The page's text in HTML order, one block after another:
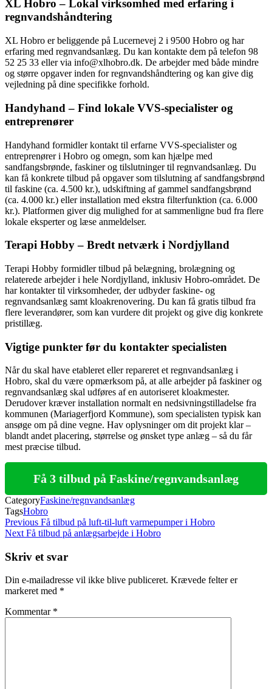
XL Hobro – Lokal virksomhed med erfaring i
regnvandshåndtering
XL Hobro er beliggende på Lucernevej 2 i 9500 Hobro og har
erfaring med regnvandsanlæg. Du kan kontakte dem på telefon 98
52 25 33 eller via info@xlhobro.dk. De arbejder med både mindre
og større opgaver inden for regnvandshåndtering og kan give dig
vejledning på dine specifikke forhold.
Handyhand – Find lokale VVS-specialister og
entreprenører
Handyhand formidler kontakt til erfarne VVS-specialister og
entreprenører i Hobro og omegn, som kan hjælpe med
sandfangsbrønde, faskiner og tilslutninger til regnvandsanlæg. Du
kan få konkrete tilbud på opgaver som tilslutning af sandfangsbrønd
til faskine (ca. 4.500 kr.), udskiftning af gammel sandfangsbrønd
(ca. 4.000 kr.) eller installation med ekstra filterfunktion (ca. 6.000
kr.). Platformen giver dig mulighed for at sammenligne bud fra flere
lokale eksperter og læse anmeldelser.
Terapi Hobby – Bredt netværk i Nordjylland
Terapi Hobby formidler tilbud på belægning, brolægning og
relaterede arbejder i hele Nordjylland, inklusiv Hobro-området. De
har kontakter til virksomheder, der udbyder faskine- og
regnvandsanlæg samt kloakrenovering. Du kan få gratis tilbud fra
flere leverandører, som kan vurdere dit projekt og give dig konkrete
pristillæg.
Vigtige punkter før du kontakter specialisten
Når du skal have etableret eller repareret et regnvandsanlæg i
Hobro, skal du være opmærksom på, at alle arbejder på faskiner og
regnvandsanlæg skal udføres af en autoriseret kloakmester.
Derudover kræver installation normalt en nedsivningstilladelse fra
kommunen (Mariagerfjord Kommune), som specialisten typisk kan
ansøge om på dine vegne. Hav oplysninger om dit projekt klar –
blandt andet placering, størrelse og ønsket type anlæg – så du får
mest præcise tilbud.
Få 3 tilbud på Faskine/regnvandsanlæg
CategoryFaskine/regnvandsanlæg
TagsHobro
Indlægsnavigation
Previous
Post
Previous Få tilbud på luft-til-luft varmepumper i Hobro
Next
Next Få tilbud på anlægsarbejde i Hobro
Skriv et svar
Din e-mailadresse vil ikke blive publiceret. Krævede felter er
markeret med *
Kommentar *